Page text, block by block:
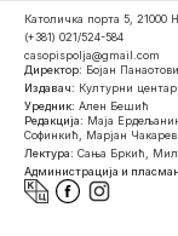
Католичка порта 5, 21000
(+381) 021/524-584
casopispolja@gmail.com
Директор: Бојан
Издавач: Културни центар
Уредник: Ален Бешић
Редакција: Маја
Софинкић, Марјан
Лектура: Сања Бркић,
Администрација и